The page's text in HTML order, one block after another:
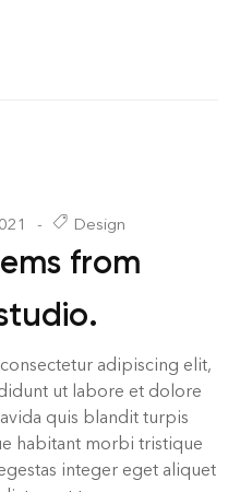
Design
from
adipiscing elit,
ut labore et dolore
quis blandit turpis
habitant morbi tristique
integer eget aliquet